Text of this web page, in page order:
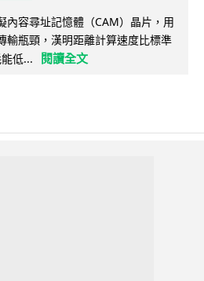
內容尋址記憶體（CAM）晶片，用
輸瓶頸，漢明距離計算速度比標準
低...
閱讀全文